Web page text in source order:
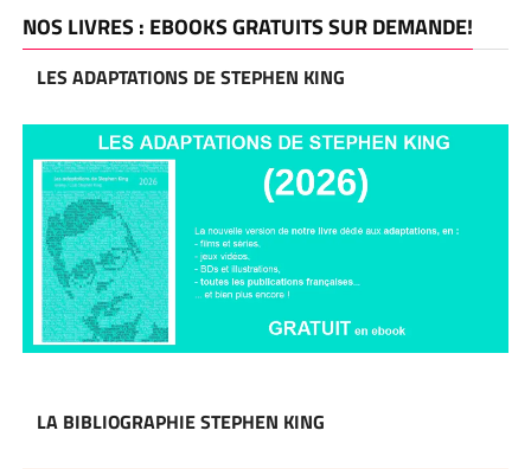
NOS LIVRES : EBOOKS GRATUITS SUR DEMANDE!
LES ADAPTATIONS DE STEPHEN KING
LA BIBLIOGRAPHIE STEPHEN KING